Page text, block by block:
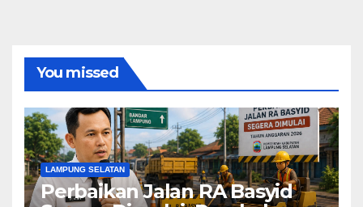
You missed
LAMPUNG SELATAN
Perbaikan Jalan RA Basyid